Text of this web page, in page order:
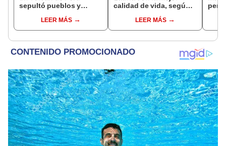
sepultó pueblos y
veranos más fríos de la
historia: sigue bajo
LEER MÁS
calidad de vida, según
Unidas: No es Uruguay
ni Costa Rica
LEER MÁS
pero